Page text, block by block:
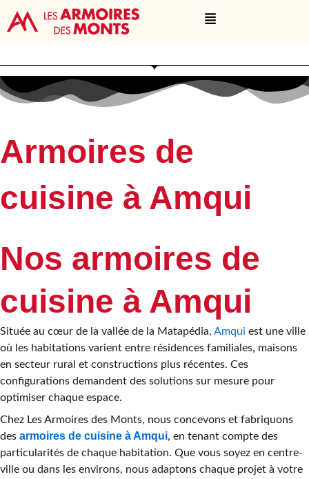
au
Menu
Armoires de
cuisine à Amqui
Nos armoires de
cuisine à Amqui
Située au cœur de la vallée de la Matapédia, Amqui est une ville
où les habitations varient entre résidences familiales, maisons
en secteur rural et constructions plus récentes. Ces
configurations demandent des solutions sur mesure pour
optimiser chaque espace.
Chez Les Armoires des Monts, nous concevons et fabriquons
des armoires de cuisine à Amqui, en tenant compte des
particularités de chaque habitation. Que vous soyez en centre-
ville ou dans les environs, nous adaptons chaque projet à votre